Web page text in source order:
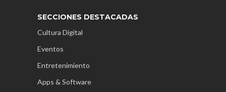
SECCIONES DESTACADAS
Cultura Digital
Eventos
Entretenimiento
Apps & Software